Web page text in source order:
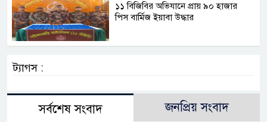
১১ বিজিবির অভিযানে প্রায় ৯০ হাজার
পিস বার্মিজ ইয়াবা উদ্ধার
ট্যাগস :
সর্বশেষ সংবাদ জনপ্রিয় সংবাদ